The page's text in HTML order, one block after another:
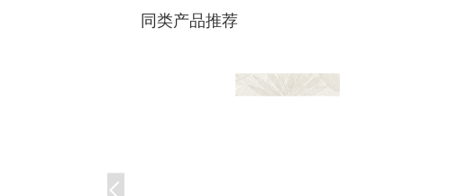
同类产品推荐